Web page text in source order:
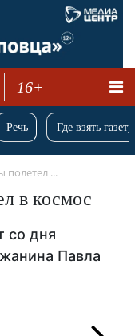
16+
Речь Где взять
полетел ...
в космос
со дня
Павла